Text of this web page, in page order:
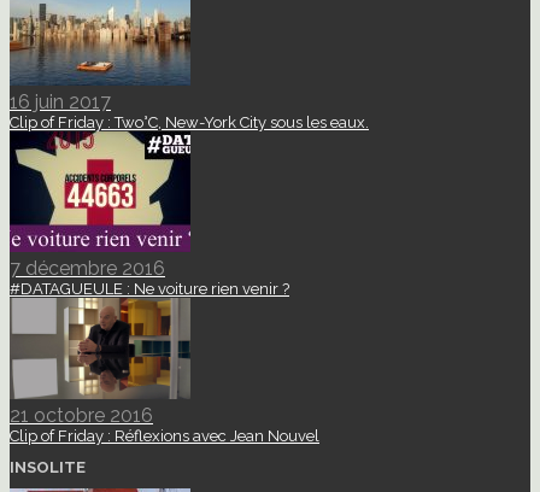
16 juin 2017
Clip of Friday : Two°C, New-York City sous les eaux.
7 décembre 2016
#DATAGUEULE : Ne voiture rien venir ?
21 octobre 2016
Clip of Friday : Réflexions avec Jean Nouvel
INSOLITE